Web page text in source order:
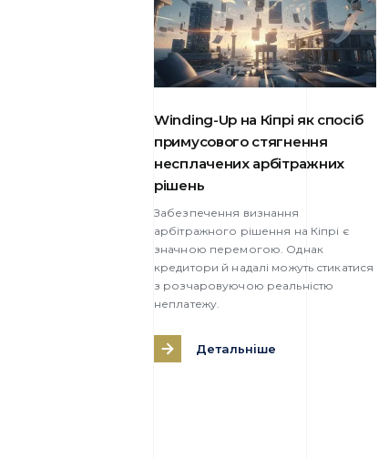
Winding-Up на Кіпрі як спосіб
примусового стягнення
несплачених арбітражних
рішень
Забезпечення визнання
арбітражного рішення на Кіпрі є
значною перемогою. Однак
кредитори й надалі можуть стикатися
з розчаровуючою реальністю
неплатежу.
Детальніше